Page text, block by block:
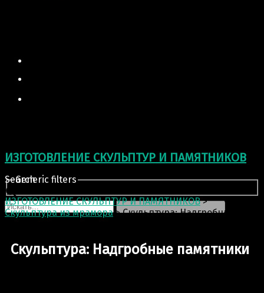
ИЗГОТОВЛЕНИЕ СКУЛЬПТУР И ПАМЯТНИКОВ
Search
Generic filters
ИЗГОТОВЛЕНИЕ СКУЛЬПТУР И ПАМЯТНИКОВ>
Скульптура из мрамора>Скульптура: Надгробные
Скульптура: Надгробные памятники